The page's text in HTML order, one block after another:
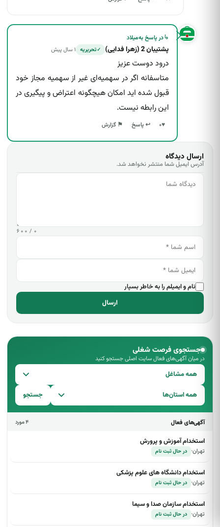
↳در پاسخ بهمیلاد
پشتیبان 2 (زهرا فدایی) ✓تحریریه ۱ سال پیش
درود دوست عزیز
متاسفانه اگر در سهمیه‌ای غیر از سهمیه مجاز خود
قبول شده اید امکان هیچگونه اعتراض و پیگیری در
این رابطه نیست.
♥۰ ↩ پاسخ ⚑ گزارش
ارسال دیدگاه
آدرس ایمیل شما منتشر نخواهد شد.
۰ / ۶۰۰
نام و ایمیلم را به خاطر بسپار
ارسال
جستجوی فرصت شغلی
در میان آگهی‌های فعال سایت اصلی جستجو کنید
همه مشاغل
همه استان‌ها جستجو
آگهی‌های فعال ۴ مورد
استخدام آموزش و پرورش
تهران· در حال ثبت نام
استخدام دانشگاه های علوم پزشکی
تهران· در حال ثبت نام
استخدام سازمان صدا و سیما
تهران· در حال ثبت نام